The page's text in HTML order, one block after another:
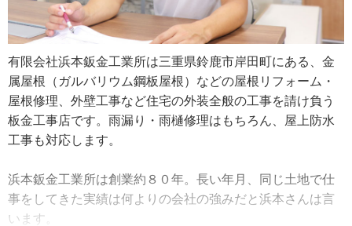
から単なる小間使いでしたけど、職人さんとはすごく仲が
良かったですね」
幼い頃から板金を身近に感じてした浜本さんですが、「後
を継ぐ」ことに関しては全く考えていなかったと、子ども
の頃を振り返ります。
「父から何も言われなかったので、僕は中学を出てすぐに
鉄工所で勤めました。社会人とはいっても十代の子どもで
ませんでした。他で勤めながらも、休日には父から手伝っ
てくれと言われて現場に行ったり、忘年会に顔を出したり
有限会社浜本鈑金工業所は三重県鈴鹿市岸田町にある、金
属屋根（ガルバリウム鋼板屋根）などの屋根リフォーム・
屋根修理、外壁工事など住宅の外装全般の工事を請け負う
板金工事店です。雨漏り・雨樋修理はもちろん、屋上防水
工事も対応します。
浜本鈑金工業所は創業約８０年。長い年月、同じ土地で仕
事をしてきた実績は何よりの会社の強みだと浜本さんは言
います。